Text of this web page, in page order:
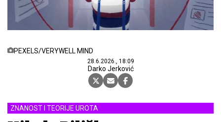
PEXELS/VERYWELL MIND
28.6.2026., 18:09
Darko Jerković
ZNANOST I TEORIJE UROTA